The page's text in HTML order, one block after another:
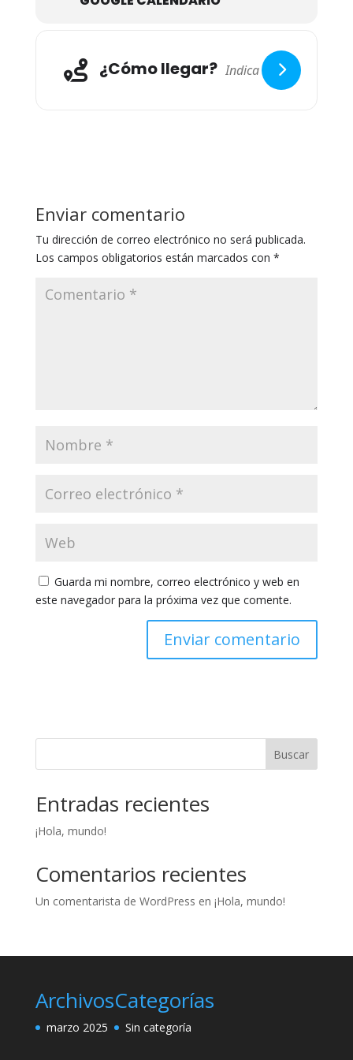
herri eta haran xarmangarriak, hala nola
Esteribar,
Erro, Baztán, Lantz eta Anué; eta mendizale
Adi,
¿Cómo llegar?
Enviar comentario
Tu dirección de correo electrónico no será publicada.
Los campos obligatorios están marcados con *
Guarda mi nombre, correo electrónico y web en
este navegador para la próxima vez que comente.
Buscar
Entradas recientes
¡Hola, mundo!
Comentarios recientes
Un comentarista de WordPress en ¡Hola, mundo!
Archivos
marzo 2025
Categorías
Sin categoría